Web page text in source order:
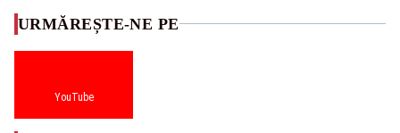
URMĂREȘTE-NE PE
YouTube